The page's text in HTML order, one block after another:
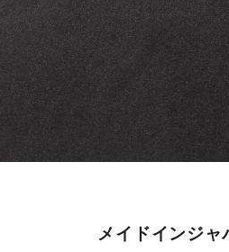
メイドインジャ